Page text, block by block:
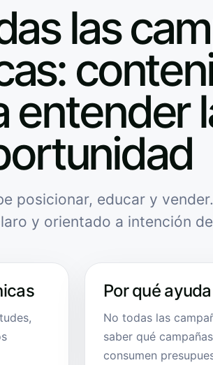
las
entender
posicionar, educar y
y orientado a intención
Por qué
No todas las
saber qué
consumen